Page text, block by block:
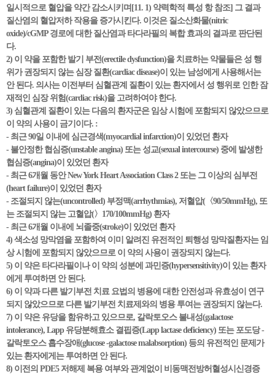
일시적으로 혈압을 약간 감소시키며[11. 1) 약력학적 특성 항 참조] 그 결과
질산염의 혈압저하 작용을 증가시킨다. 이것은 질소산화물(nitric
oxide)/cGMP 경로에 대한 질산염과 타다라필의 복합 효과의 결과로 판단된
다.
2) 이 약을 포함한 발기 부전(erectile dysfunction)을 치료하는 약물들은 성 행
위가 권장되지 않는 심장 질환(cardiac disease)이 있는 남성에게 사용해서는
안 된다. 의사는 이전부터 심혈관계 질환이 있는 환자에서 성 행위로 인한 잠
재적인 심장 위험(cardiac risk)을 고려하여야 한다.
3) 심혈관계 질환이 있는 다음의 환자군은 임상 시험에 포함되지 않았으므로
이 약의 사용이 금기이다. :
- 최근 90일 이내에 심근경색(myocardial infarction)이 있었던 환자
- 불안정한 협심증(unstable angina) 또는 성교(sexual intercourse) 중에 발생한
협심증(angina)이 있었던 환자
- 최근 6개월 동안 New York Heart Association Class 2 또는 그 이상의 심부전
(heart failure)이 있었던 환자
- 조절되지 않는(uncontrolled) 부정맥(arrhythmias), 저혈압(〈90/50mmHg), 또
는 조절되지 않는 고혈압(〉170/100mmHg) 환자
- 최근 6개월 이내에 뇌졸중(stroke)이 있었던 환자
4) 색소성 망막염을 포함하여 이미 알려진 유전적인 퇴행성 망막질환자는 임
상 시험에 포함되지 않았으므로 이 약의 사용이 권장되지 않는다.
5) 이 약은 타다라필이나 이 약의 성분에 과민증(hypersensitivity)이 있는 환자
에게 투여하면 안 된다.
6) 이 약과 다른 발기부전 치료 요법의 병용에 대한 안전성과 유효성이 연구
되지 않았으므로 다른 발기부전 치료제와의 병용 투여는 권장되지 않는다.
7) 이 약은 유당을 함유하고 있으므로, 갈락토오스 불내성(galactose
intolerance), Lapp 유당분해효소 결핍증(Lapp lactase deficiency) 또는 포도당 -
갈락토오스 흡수장애(glucose -galactose malabsorption) 등의 유전적인 문제가
있는 환자에게는 투여하면 안 된다.
8) 이전의 PDE5 저해제 복용 여부와 관계없이 비동맥전방허혈성시신경증